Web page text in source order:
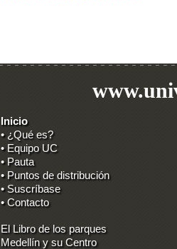
Inicio
• ¿Qué es?
• Equipo UC
• Pauta
• Puntos de distribución
• Suscríbase
• Contacto
El Libro de los parques
Medellín y su Centro